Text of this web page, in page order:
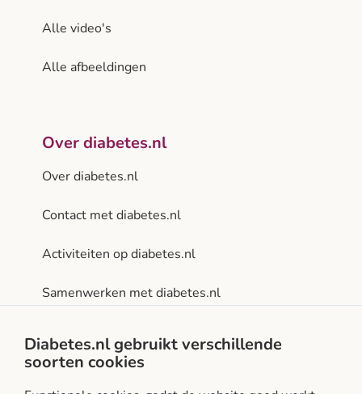
Alle video's
Alle afbeeldingen
Over diabetes.nl
Over diabetes.nl
Contact met diabetes.nl
Activiteiten op diabetes.nl
Samenwerken met diabetes.nl
Diabetes.nl gebruikt verschillende
soorten cookies